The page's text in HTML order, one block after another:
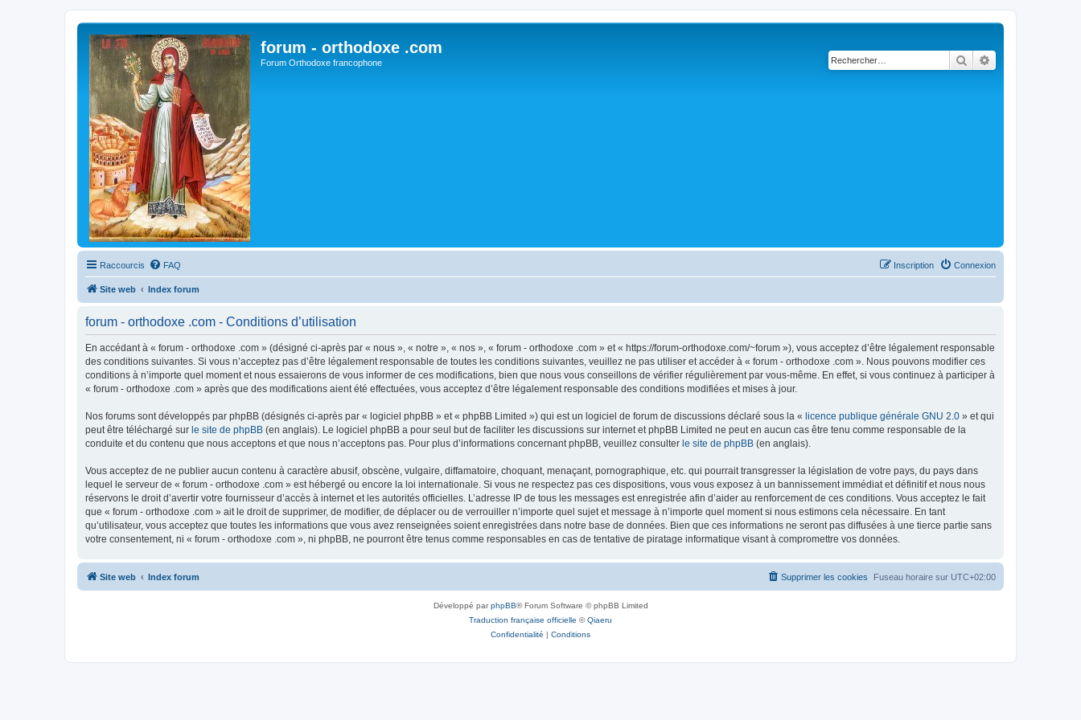
forum - orthodoxe .com
Forum Orthodoxe francophone Rechercher
Raccourcis FAQ Connexion
Inscription
Site web Index forum
forum - orthodoxe .com - Conditions d’utilisation
En accédant à « forum - orthodoxe .com » (désigné ci-après par « nous », « notre », « nos », « forum - orthodoxe .com » et « https://forum-orthodoxe.com/~forum »), vous acceptez d’être légalement responsable
des conditions suivantes. Si vous n’acceptez pas d’être légalement responsable de toutes les conditions suivantes, veuillez ne pas utiliser et accéder à « forum - orthodoxe .com ». Nous pouvons modifier ces
conditions à n’importe quel moment et nous essaierons de vous informer de ces modifications, bien que nous vous conseillons de vérifier régulièrement par vous-même. En effet, si vous continuez à participer à
« forum - orthodoxe .com » après que des modifications aient été effectuées, vous acceptez d’être légalement responsable des conditions modifiées et mises à jour.
Nos forums sont développés par phpBB (désignés ci-après par « logiciel phpBB » et « phpBB Limited ») qui est un logiciel de forum de discussions déclaré sous la « licence publique générale GNU 2.0 » et qui
peut être téléchargé sur le site de phpBB (en anglais). Le logiciel phpBB a pour seul but de faciliter les discussions sur internet et phpBB Limited ne peut en aucun cas être tenu comme responsable de la
conduite et du contenu que nous acceptons et que nous n’acceptons pas. Pour plus d’informations concernant phpBB, veuillez consulter le site de phpBB (en anglais).
Vous acceptez de ne publier aucun contenu à caractère abusif, obscène, vulgaire, diffamatoire, choquant, menaçant, pornographique, etc. qui pourrait transgresser la législation de votre pays, du pays dans
lequel le serveur de « forum - orthodoxe .com » est hébergé ou encore la loi internationale. Si vous ne respectez pas ces dispositions, vous vous exposez à un bannissement immédiat et définitif et nous nous
réservons le droit d’avertir votre fournisseur d’accès à internet et les autorités officielles. L’adresse IP de tous les messages est enregistrée afin d’aider au renforcement de ces conditions. Vous acceptez le fait
que « forum - orthodoxe .com » ait le droit de supprimer, de modifier, de déplacer ou de verrouiller n’importe quel sujet et message à n’importe quel moment si nous estimons cela nécessaire. En tant
qu’utilisateur, vous acceptez que toutes les informations que vous avez renseignées soient enregistrées dans notre base de données. Bien que ces informations ne seront pas diffusées à une tierce partie sans
votre consentement, ni « forum - orthodoxe .com », ni phpBB, ne pourront être tenus comme responsables en cas de tentative de piratage informatique visant à compromettre vos données.
Site web Index forum Fuseau horaire sur UTC+02:00
Supprimer les cookies
Développé parphpBB® Forum Software © phpBB Limited
Traduction française officielle ©Qiaeru
Confidentialité | Conditions